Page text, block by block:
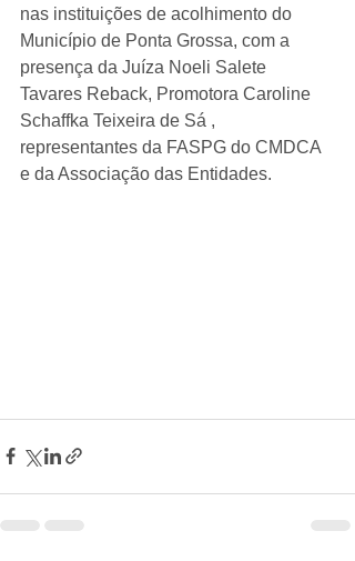
nas instituições de acolhimento do
Município de Ponta Grossa, com a
presença da Juíza Noeli Salete
Tavares Reback, Promotora Caroline
Schaffka Teixeira de Sá ,
representantes da FASPG do CMDCA
e da Associação das Entidades.